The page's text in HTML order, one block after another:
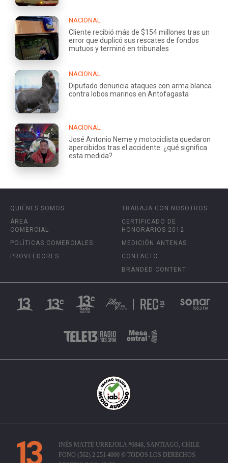
NACIONAL
Cliente recibió más de $154 millones tras un
error que duplicó sus rescates de fondos
mutuos y terminó en tribunales
NACIONAL
Diputado denuncia ataques con arma blanca
contra lobos marinos en Antofagasta
NACIONAL
José Antonio Neme y motociclista quedaron
apercibidos tras el accidente: ¿qué significa
esta medida?
QUIÉNES SOMOS
ÁREA
COMERCIAL
POLÍTICAS COMERCIALES
PROVEEDORES
TRABAJA CON NOSOTROS
CERTIFICADO DE
HONORARIOS 2012
MEDICIÓN ANTENAS
CONTACTO
BRANDED CONTENT
INÉS MATTE URREJOLA #0848, SANTIAGO, CHILE
FONO (562) 2 251 4000 © TODOS LOS DERECHOS